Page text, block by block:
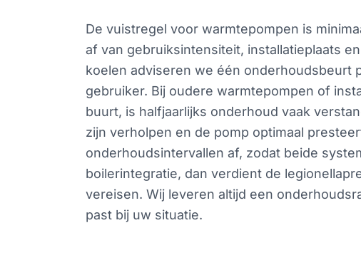
De vuistregel voor warmtepompen is
af van gebruiksintensiteit, installatieplaats
koelen adviseren we één onderhoudsbeurt
gebruiker. Bij oudere warmtepompen of
buurt, is halfjaarlijks onderhoud vaak
zijn verholpen en de pomp optimaal
onderhoudsintervallen af, zodat beide
boilerintegratie, dan verdient de
vereisen. Wij leveren altijd een
past bij uw situatie.